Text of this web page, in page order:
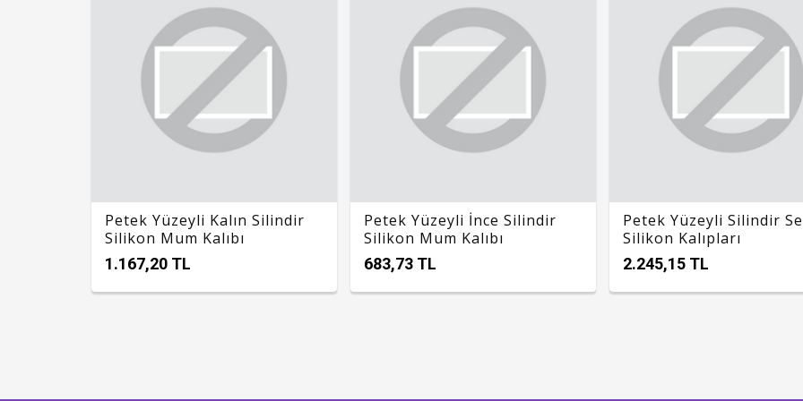
Petek Yüzeyli Kalın Silindir
Silikon Mum Kalıbı
1.167,20 TL
Petek Yüzeyli İnce Silindir
Silikon Mum Kalıbı
683,73 TL
Petek Yüzeyli Silindir
Silikon Kalıpları
2.245,15 TL